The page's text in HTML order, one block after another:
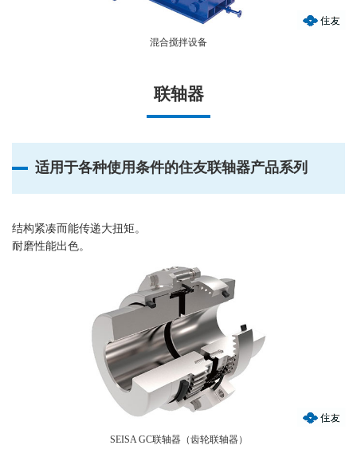
混合搅拌设备
联轴器
适用于各种使用条件的住友联轴器产品系列
结构紧凑而能传递大扭矩。
耐磨性能出色。
SEISA GC联轴器（齿轮联轴器）